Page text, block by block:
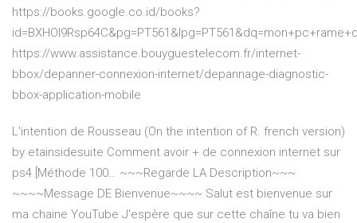
https://books.google.co.id/books?
https://www.assistance.bouyguestelecom.fr/internet-
bbox/depanner-connexion-internet/depannage-diagnostic-
bbox-application-mobile
L'intention de Rousseau (On the intention of R. french version)
by etainsidesuite Comment avoir + de connexion internet sur
ps4 [Méthode 100… ~~~Regarde LA Description~~~
~~~~Message DE Bienvenue~~~~ Salut est bienvenue sur
ma chaine YouTube J'espère que sur cette chaîne tu va bien